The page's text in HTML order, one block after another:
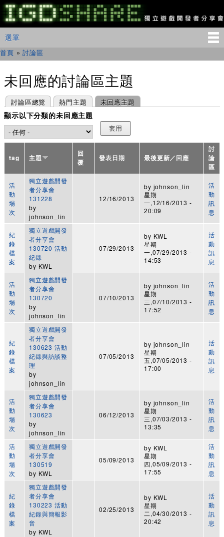
移
至
主
IGDSHARE
獨
遊
發
會
主選單
選單
您在這裡
首頁 »討論區
未回應的討論區主題
主要索引標籤
討論區總覽 熱門主題 未回應主題
(作用中頁籤)
顯示以下分類的未回應主題
tag 主題
回
覆
發表日期 最後更新／回應
討
論
區
活
動
場
次
獨立遊戲開發
者分享會
131228
by
johnson_lin
12/16/2013
by johnson_lin
星期
一,12/16/2013 -
20:09
活
動
訊
息
紀
錄
檔
案
獨立遊戲開發
者分享會
130720 活動
紀錄
by KWL
07/29/2013
by KWL
星期
一,07/29/2013 -
14:53
活
動
訊
息
活
動
場
次
獨立遊戲開發
者分享會
130720
by
johnson_lin
07/10/2013
by johnson_lin
星期
三,07/10/2013 -
17:52
活
動
訊
息
紀
錄
檔
案
獨立遊戲開發
者分享會
130623 活動
紀錄與訪談整
理
by
johnson_lin
07/05/2013
by johnson_lin
星期
五,07/05/2013 -
17:00
活
動
訊
息
活
動
場
次
獨立遊戲開發
者分享會
130623
by
johnson_lin
06/12/2013
by johnson_lin
星期
三,07/03/2013 -
13:35
活
動
訊
息
活
動
場
次
獨立遊戲開發
者分享會
130519
by KWL
05/09/2013
by KWL
星期
四,05/09/2013 -
17:55
活
動
訊
息
紀
錄
檔
案
獨立遊戲開發
者分享會
130223 活動
紀錄與簡報影
音
by KWL
02/25/2013
by KWL
星期
二,04/30/2013 -
20:42
活
動
訊
息